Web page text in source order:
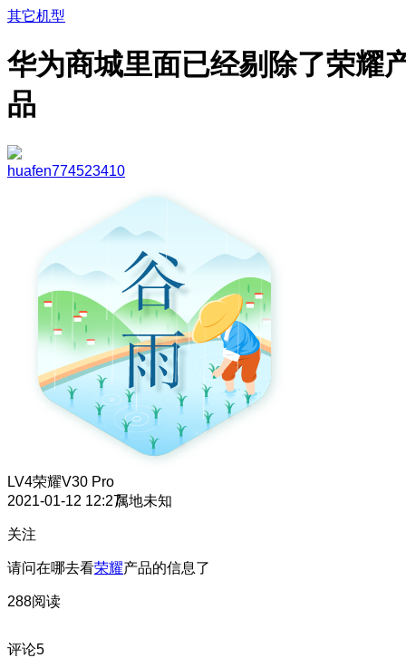
其它机型
华为商城里面已经剔除了荣耀
品
huafen774523410
LV4荣耀V30 Pro
2021-01-12 12:27属地未知
关注
请问在哪去看荣耀产品的信息了
288阅读
评论5